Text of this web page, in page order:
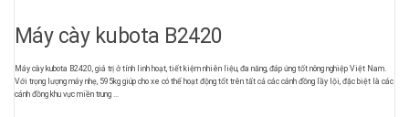
Máy cày kubota B2420
Máy cày kubota B2420, giá trị ở tính linh hoạt, tiết kiệm nhiên liệu, đa năng, đáp ứng tốt nông nghiệp Việt Nam.
Với trọng lượng máy nhẹ, 595kg giúp cho xe có thể hoạt động tốt trên tất cả các cánh đồng lầy lội, đặc biệt là các
cánh đồng khu vực miền trung ...